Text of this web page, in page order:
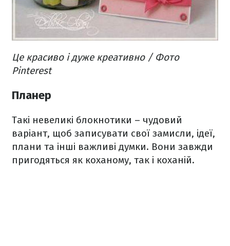
Це красиво і дуже креативно / Фото
Pinterest
Планер
Такі невеликі блокнотики – чудовий
варіант, щоб записувати свої замисли, ідеї,
плани та інші важливі думки. Вони завжди
пригодяться як коханому, так і коханій.